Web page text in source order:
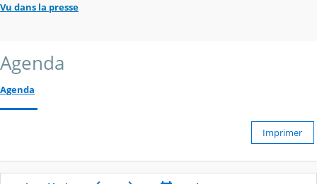
Vu dans la presse
Agenda
Agenda
Imprimer